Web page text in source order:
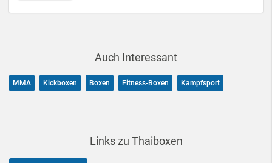
Auch Interessant
MMA Kickboxen Boxen Fitness-Boxen Kampfsport
Links zu Thaiboxen